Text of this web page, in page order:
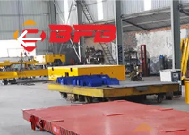
MAISON
Hundred
Percent
Electrical
and
Mechanical
Co.,Ltd.
All